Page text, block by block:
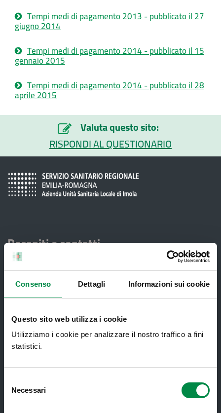
Consenso Dettagli Informazioni sui cookie
Questo sito web utilizza i cookie
Utilizziamo i cookie per analizzare il nostro traffico a fini
statistici.
delNecessari
Tempi medi di pagamento 2013 - pubblicato il 27
giugno 2014
Tempi medi di pagamento 2014 - pubblicato il 15
gennaio 2015
Tempi medi di pagamento 2014 - pubblicato il 28
aprile 2015
Valuta questo sito:
RISPONDI AL QUESTIONARIO
Recapiti e contatti
Azienda USL di Imola - Sede legale: Viale Amendola, 2
- 40026 Imola
T. +39 0542 604111 - F. +39 0542 604013 - CF
90000900374 - Partita IVA 00705271203
Servizi al cittadino
Ambulatori di Continuità Assistenziale
Assistenza sanitaria all'estero -